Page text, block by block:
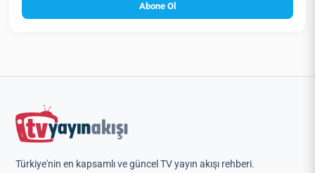
Abone Ol
Türkiye'nin en kapsamlı ve güncel TV yayın akışı rehberi.